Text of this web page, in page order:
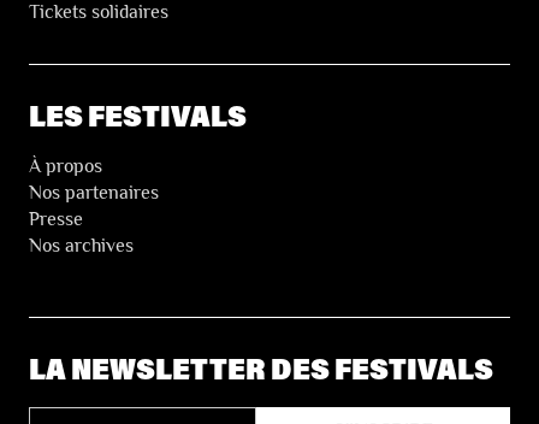
Tickets solidaires
LES FESTIVALS
À propos
Nos partenaires
Presse
Nos archives
LA NEWSLETTER DES FESTIVALS